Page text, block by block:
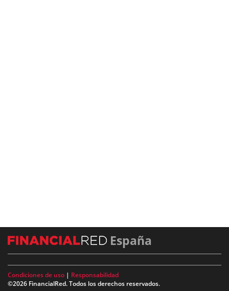
España
Condiciones de uso | Responsabilidad
©2026 FinancialRed. Todos los derechos reservados.